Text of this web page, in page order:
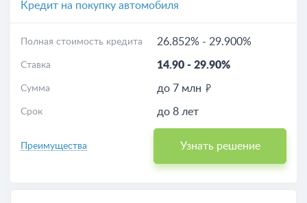
Кредит на покупку автомобиля
Полная стоимость кредита 26.852% - 29.900%
Ставка 14.90 - 29.90%
Сумма до 7 млн
Срок до 8 лет
Преимущества Узнать решение